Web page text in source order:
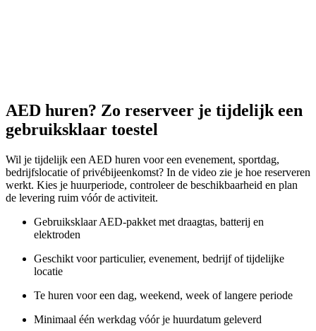
AED huren? Zo reserveer je tijdelijk een
gebruiksklaar toestel
Wil je tijdelijk een AED huren voor een evenement, sportdag,
bedrijfslocatie of privébijeenkomst? In de video zie je hoe reserveren
werkt. Kies je huurperiode, controleer de beschikbaarheid en plan
de levering ruim vóór de activiteit.
Gebruiksklaar AED-pakket met draagtas, batterij en
elektroden
Geschikt voor particulier, evenement, bedrijf of tijdelijke
locatie
Te huren voor een dag, weekend, week of langere periode
Minimaal één werkdag vóór je huurdatum geleverd